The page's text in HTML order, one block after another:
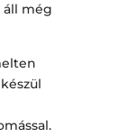
áll még